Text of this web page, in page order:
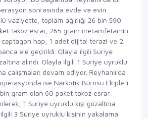
sonrasında evde ve evin
vaziyette, toplam ağırlığı 26 bin 590
takoz esrar, 265 gram metamfetamin
hap, 1 adet dijital terazi ve 2
ele geçirildi. Olayla ilgili Suriye
alındı. Olayla ilgili 1 Suriye uyruklu
çalışmaları devam ediyor. Reyhanlı'da
ise Narkotik Bürosu Ekipleri
bin gram olan 60 paket takoz esrar
1 Suriye uyruklu kişi gözaltına
ilgili 3 Suriye uyruklu kişinin yakalama